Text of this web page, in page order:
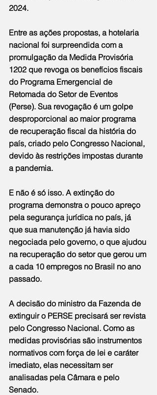
2024.
Entre as ações propostas, a hotelaria
nacional foi surpreendida com a
promulgação da Medida Provisória
1202 que revoga os benefícios fiscais
do Programa Emergencial de
Retomada do Setor de Eventos
(Perse). Sua revogação é um golpe
desproporcional ao maior programa
de recuperação fiscal da história do
país, criado pelo Congresso Nacional,
devido às restrições impostas durante
a pandemia.
E não é só isso. A extinção do
programa demonstra o pouco apreço
pela segurança jurídica no país, já
que sua manutenção já havia sido
negociada pelo governo, o que ajudou
na recuperação do setor que gerou um
a cada 10 empregos no Brasil no ano
passado.
A decisão do ministro da Fazenda de
extinguir o PERSE precisará ser revista
pelo Congresso Nacional. Como as
medidas provisórias são instrumentos
normativos com força de lei e caráter
imediato, elas necessitam ser
analisadas pela Câmara e pelo
Senado.